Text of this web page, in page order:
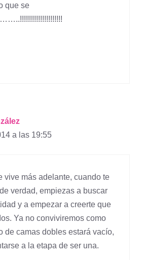
que se
a las 19:55
vive más adelante, cuando te
verdad, empiezas a buscar
y a empezar a creerte que
Ya no conviviremos como
de camas dobles estará vacío,
a la etapa de ser una.